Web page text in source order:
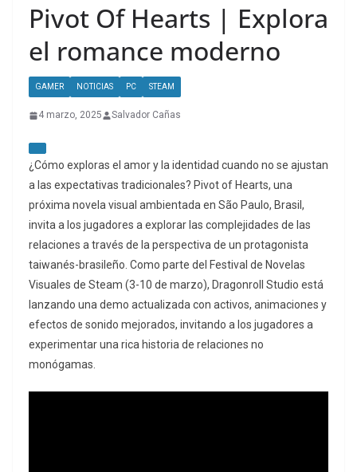
Pivot Of Hearts | Explora
el romance moderno
GAMER NOTICIAS PC STEAM
4 marzo, 2025 Salvador Cañas
¿Cómo exploras el amor y la identidad cuando no se ajustan
a las expectativas tradicionales? Pivot of Hearts, una
próxima novela visual ambientada en São Paulo, Brasil,
invita a los jugadores a explorar las complejidades de las
relaciones a través de la perspectiva de un protagonista
taiwanés-brasileño. Como parte del Festival de Novelas
Visuales de Steam (3-10 de marzo), Dragonroll Studio está
lanzando una demo actualizada con activos, animaciones y
efectos de sonido mejorados, invitando a los jugadores a
experimentar una rica historia de relaciones no
monógamas.